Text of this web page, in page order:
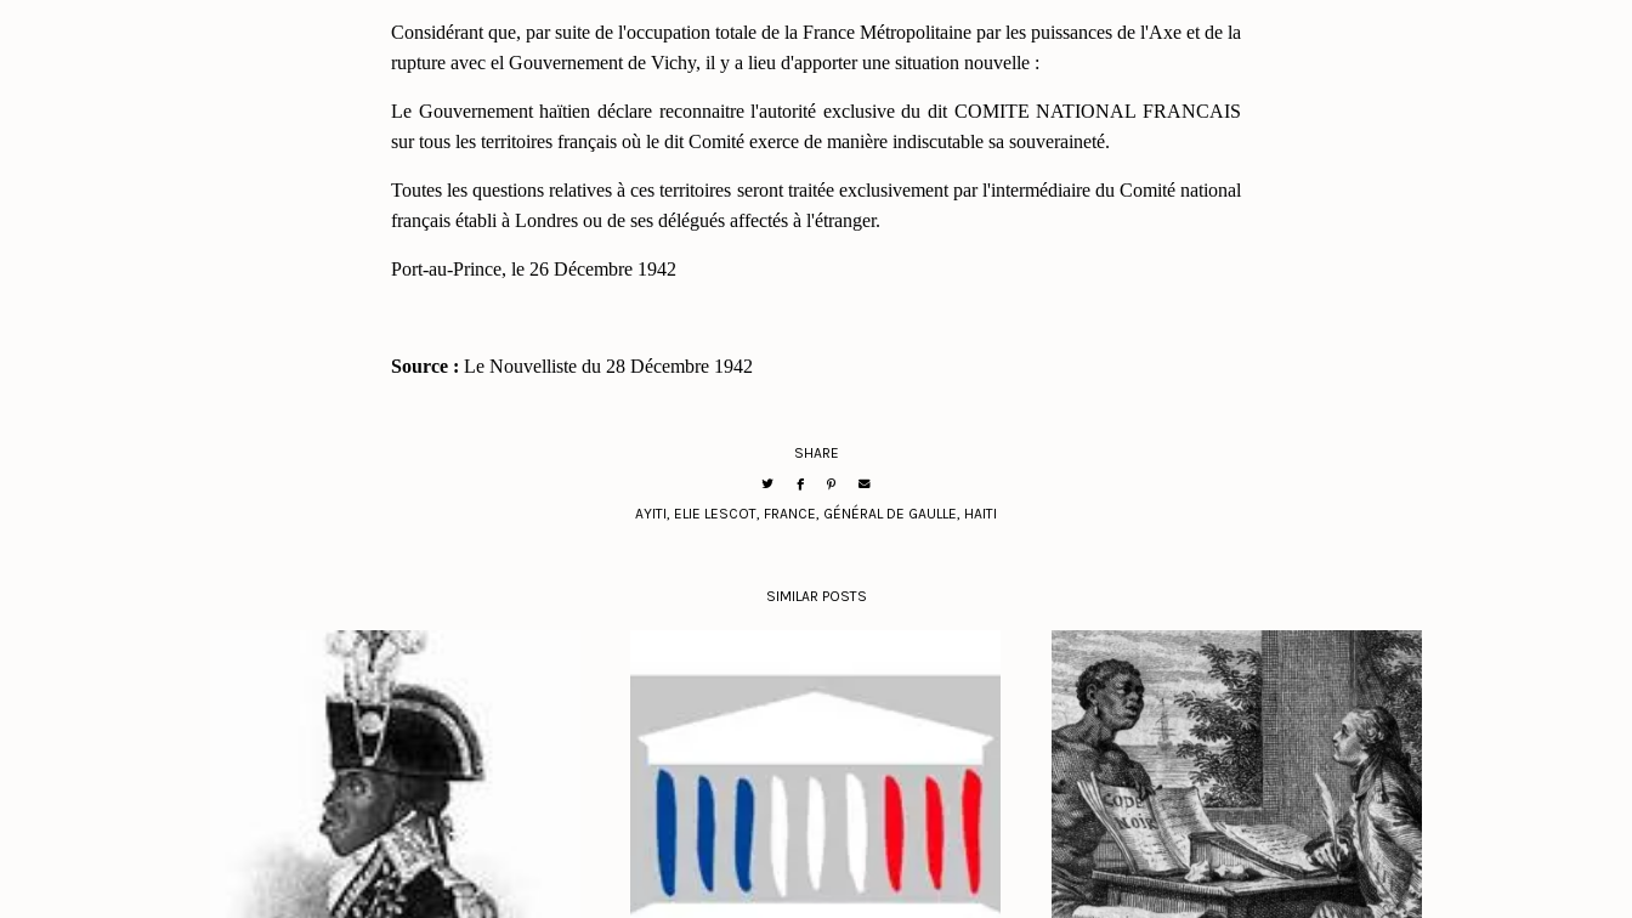
Considérant que, par suite de l'occupation totale de la France Métropolitaine par les puissances de l'Axe et de la
rupture avec el Gouvernement de Vichy, il y a lieu d'apporter une situation nouvelle :
Le Gouvernement haïtien déclare reconnaitre l'autorité exclusive du dit COMITE NATIONAL FRANCAIS
sur tous les territoires français où le dit Comité exerce de manière indiscutable sa souveraineté.
Toutes les questions relatives à ces territoires seront traitée exclusivement par l'intermédiaire du Comité national
français établi à Londres ou de ses délégués affectés à l'étranger.
Port-au-Prince, le 26 Décembre 1942
Source : Le Nouvelliste du 28 Décembre 1942
SHARE
AYITI, ELIE LESCOT, FRANCE, GÉNÉRAL DE GAULLE, HAITI
SIMILAR POSTS